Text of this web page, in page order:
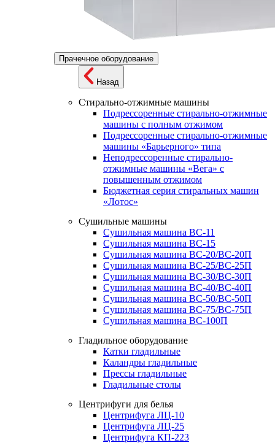
Прачечное оборудование
Назад
Стирально-отжимные машины
Подрессоренные стирально-отжимные
машины с полным отжимом
Подрессоренные стирально-отжимные
машины «Барьерного» типа
Неподрессоренные стирально-
отжимные машины «Вега» с
повышенным отжимом
Бюджетная серия стиральных машин
«Лотос»
Сушильные машины
Сушильная машина ВС-11
Сушильная машина ВС-15
Сушильная машина ВС-20/ВС-20П
Сушильная машина ВС-25/ВС-25П
Сушильная машина ВС-30/ВС-30П
Сушильная машина ВС-40/ВС-40П
Сушильная машина ВС-50/ВС-50П
Сушильная машина ВС-75/ВС-75П
Сушильная машина ВС-100П
Гладильное оборудование
Катки гладильные
Каландры гладильные
Прессы гладильные
Гладильные столы
Центрифуги для белья
Центрифуга ЛЦ-10
Центрифуга ЛЦ-25
Центрифуга КП-223